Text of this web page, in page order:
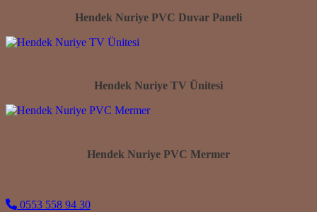
Hendek Nuriye PVC Duvar Paneli
Hendek Nuriye TV Ünitesi
Hendek Nuriye PVC Mermer
0553 558 94 30